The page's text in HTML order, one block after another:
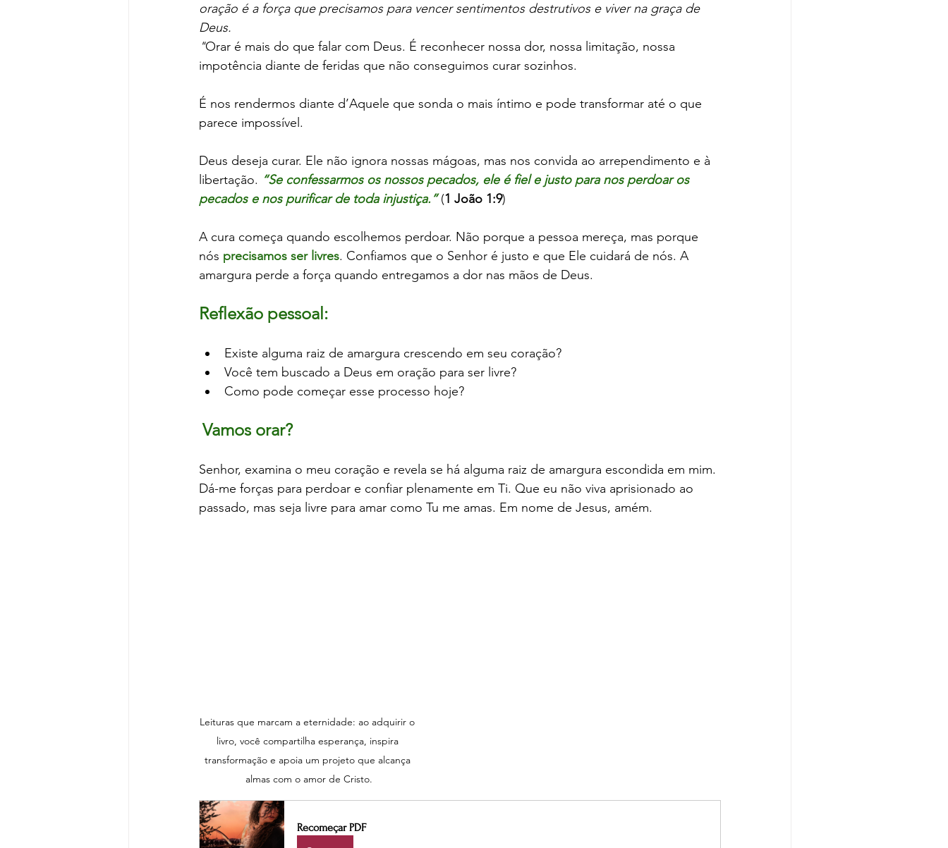
oração é a força que precisamos para vencer sentimentos destrutivos e viver na graça de
Deus.
"Orar é mais do que falar com Deus. É reconhecer nossa dor, nossa limitação, nossa
impotência diante de feridas que não conseguimos curar sozinhos.
É nos rendermos diante d’Aquele que sonda o mais íntimo e pode transformar até o que
parece impossível.
Deus deseja curar. Ele não ignora nossas mágoas, mas nos convida ao arrependimento e à
libertação. “Se confessarmos os nossos pecados, ele é fiel e justo para nos perdoar os
pecados e nos purificar de toda injustiça.” (1 João 1:9)
A cura começa quando escolhemos perdoar. Não porque a pessoa mereça, mas porque
nós precisamos ser livres. Confiamos que o Senhor é justo e que Ele cuidará de nós. A
amargura perde a força quando entregamos a dor nas mãos de Deus.
Reflexão pessoal:
Existe alguma raiz de amargura crescendo em seu coração?
Você tem buscado a Deus em oração para ser livre?
Como pode começar esse processo hoje?
Vamos orar?
Senhor, examina o meu coração e revela se há alguma raiz de amargura escondida em mim.
Dá-me forças para perdoar e confiar plenamente em Ti. Que eu não viva aprisionado ao
passado, mas seja livre para amar como Tu me amas. Em nome de Jesus, amém.
Leituras que marcam a eternidade: ao adquirir o
livro, você compartilha esperança, inspira
transformação e apoia um projeto que alcança
almas com o amor de Cristo.
Recomeçar PDF